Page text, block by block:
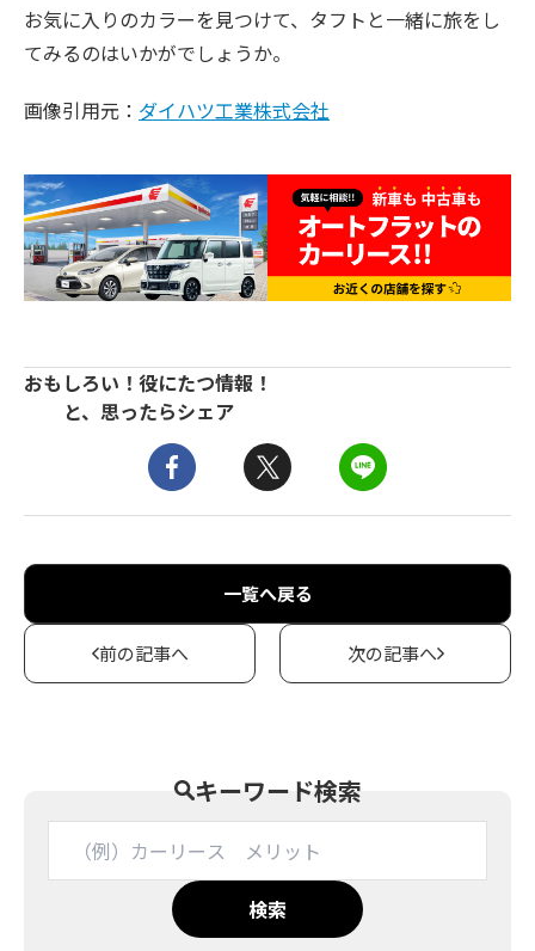
お気に入りのカラーを見つけて、タフトと一緒に旅をし
てみるのはいかがでしょうか。
画像引用元： ダイハツ工業株式会社
おもしろい！役にたつ情報！
と、思ったらシェア
一覧へ戻る
前の記事へ 次の記事へ
キーワード検索
検索